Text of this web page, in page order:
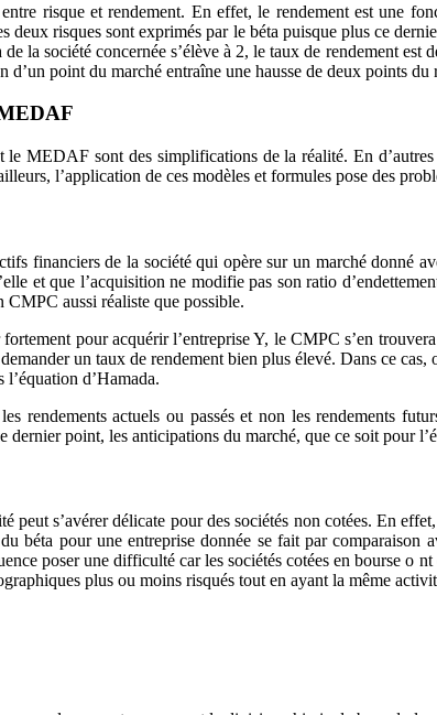
risque et rendement. En effet, le rendement est une
deux risques sont exprimés par le béta puisque plus ce
la société concernée s’élève à 2, le taux de rendement
d’un point du marché entraîne une hausse de deux points du
MEDAF sont des simplifications de la réalité. En
l’application de ces modèles et formules pose des
financiers de la société qui opère sur un marché donné
et que l’acquisition ne modifie pas son ratio
CMPC aussi réaliste que possible.
pour acquérir l’entreprise Y, le CMPC s’en
un taux de rendement bien plus élevé. Dans ce
l’équation d’Hamada.
rendements actuels ou passés et non les rendements
dernier point, les anticipations du marché, que ce soit pour
peut s’avérer délicate pour des sociétés non cotées. En
béta pour une entreprise donnée se fait par
poser une difficulté car les sociétés cotées en bourse o
plus ou moins risqués tout en ayant la même